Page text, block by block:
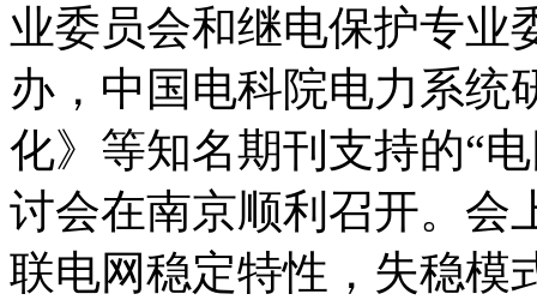
业委员会和继电保护专业
办，中国电科院电力系统
化》等知名期刊支持的“
讨会在南京顺利召开。会
联电网稳定特性，失稳模